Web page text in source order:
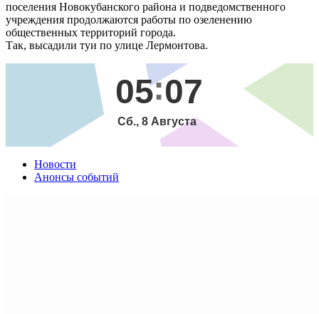
поселения Новокубанского района и подведомственного
учреждения продолжаются работы по озеленению
общественных территорий города.
Так, высадили туи по улице Лермонтова.
05 07
Сб., 8 Августа
Новости
Анонсы событий